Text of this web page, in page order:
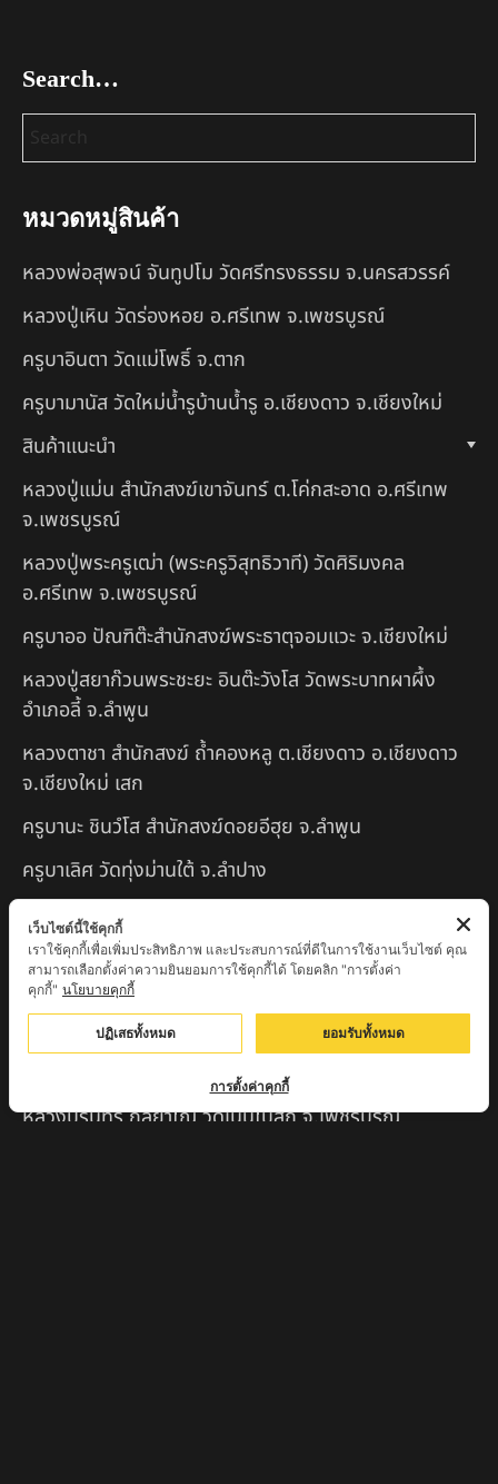
Search…
หมวดหมู่สินค้า
หลวงพ่อสุพจน์ จันทูปโม วัดศรีทรงธรรม จ.นครสวรรค์
หลวงปู่เหิน วัดร่องหอย อ.ศรีเทพ จ.เพชรบูรณ์
ครูบาอินตา วัดแม่โพธิ์ จ.ตาก
ครูบามานัส วัดใหม่น้ำรูบ้านน้ำรู อ.เชียงดาว จ.เชียงใหม่
สินค้าแนะนำ
หลวงปู่แม่น สำนักสงฆ์เขาจันทร์ ต.โค่กสะอาด อ.ศรีเทพ
จ.เพชรบูรณ์
หลวงปู่พระครูเฒ่า (พระครูวิสุทธิวาที) วัดศิริมงคล
อ.ศรีเทพ จ.เพชรบูรณ์
ครูบาออ ปัณฑิต๊ะสำนักสงฆ์พระธาตุจอมแวะ จ.เชียงใหม่
หลวงปู่สยาก๊วนพระชะยะ อินต๊ะวังโส วัดพระบาทผาผึ้ง
อำเภอลี้ จ.ลำพูน
หลวงตาชา สำนักสงฆ์ ถ้ำคองหลู ต.เชียงดาว อ.เชียงดาว
จ.เชียงใหม่ เสก
ครูบานะ ชินวํโส สำนักสงฆ์ดอยอีฮุย จ.ลำพูน
ครูบาเลิศ วัดทุ่งม่านใต้ จ.ลำปาง
หลวงปู่หนู นรินโท วัดวังท่าดี จ.เพชรบูรณ์
ครูบาทอง วัดก้อท่า จ.ลำพูน
ครูบาตุ๊เจ้าปู่หว่าหลิ่ง วิระทะโย วัดเวฬุวัน อ.เชียงดาว
จ.เชียงใหม่
ครูบาศรี สุจิตโต บ้านสบก๋ง จ.ลำปาง
หลวงปู่รินทร์ กลฺยาโณ วัดเนินโบสถ์ จ.เพชรบูรณ์
เว็บไซต์นี้ใช้คุกกี้
เราใช้คุกกี้เพื่อเพิ่มประสิทธิภาพ และประสบการณ์ที่ดีในการใช้งานเว็บไซต์ คุณ
สามารถเลือกตั้งค่าความยินยอมการใช้คุกกี้ได้ โดยคลิก "การตั้งค่า
คุกกี้" นโยบายคุกกี้
ปฏิเสธทั้งหมด ยอมรับทั้งหมด
การตั้งค่าคุกกี้